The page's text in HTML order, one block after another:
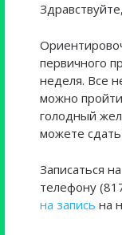
первичного
неделя. Все
можно
голодный
можете
Записаться
телефону
на запись на